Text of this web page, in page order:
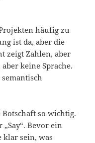
häufig zu
ist da, aber die
zeigt Zahlen, aber
keine Sprache.
so wichtig.
„Say“. Bevor ein
klar sein, was